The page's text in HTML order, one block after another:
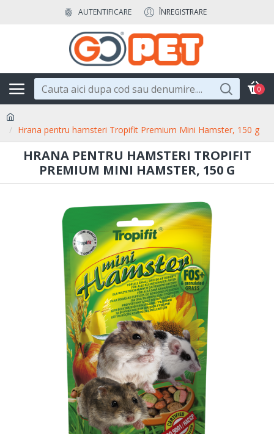
AUTENTIFICARE ÎNREGISTRARE
0
Hrana pentru hamsteri Tropifit Premium Mini Hamster, 150 g
HRANA PENTRU HAMSTERI TROPIFIT
PREMIUM MINI HAMSTER, 150 G